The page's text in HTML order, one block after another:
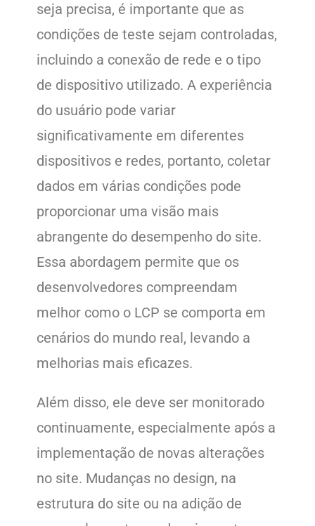
seja precisa, é importante que as
condições de teste sejam controladas,
incluindo a conexão de rede e o tipo
de dispositivo utilizado. A experiência
do usuário pode variar
significativamente em diferentes
dispositivos e redes, portanto, coletar
dados em várias condições pode
proporcionar uma visão mais
abrangente do desempenho do site.
Essa abordagem permite que os
desenvolvedores compreendam
melhor como o LCP se comporta em
cenários do mundo real, levando a
melhorias mais eficazes.
Além disso, ele deve ser monitorado
continuamente, especialmente após a
implementação de novas alterações
no site. Mudanças no design, na
estrutura do site ou na adição de